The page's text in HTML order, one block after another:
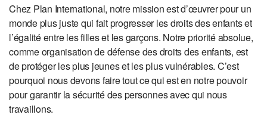
Chez Plan International, notre mission est d’œuvrer pour un
monde plus juste qui fait progresser les droits des enfants et
l’égalité entre les filles et les garçons. Notre priorité absolue,
comme organisation de défense des droits des enfants, est
de protéger les plus jeunes et les plus vulnérables. C’est
pourquoi nous devons faire tout ce qui est en notre pouvoir
pour garantir la sécurité des personnes avec qui nous
travaillons.